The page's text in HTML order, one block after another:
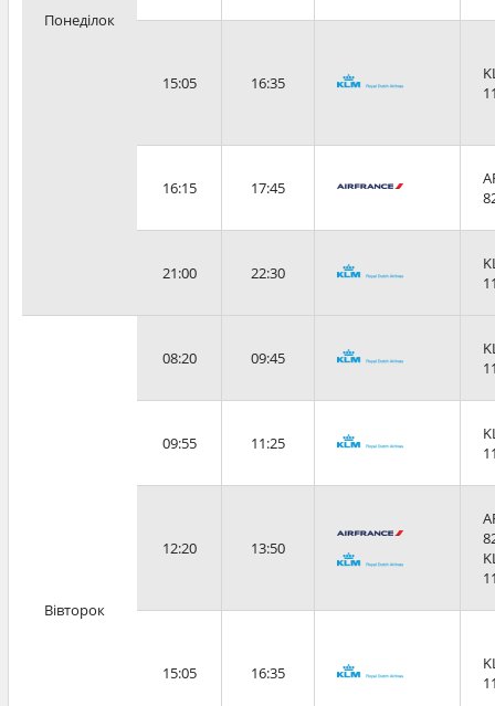
Понеділок
15:05 16:35
16:15 17:45
21:00 22:30
Вівторок
08:20 09:45
09:55 11:25
12:20 13:50
15:05 16:35